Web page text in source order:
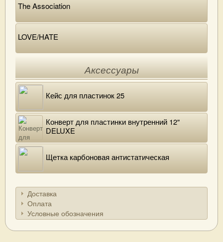
The Association
LOVE/HATE
Аксессуары
Кейс для пластинок 25
Конверт для пластинки внутренний 12"
DELUXE
Щетка карбоновая антистатическая
Доставка
Оплата
Условные обозначения